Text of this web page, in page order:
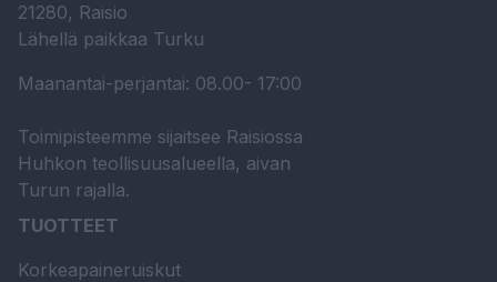
21280, Raisio
Lähellä paikkaa Turku
Maanantai-perjantai: 08.00- 17:00
Toimipisteemme sijaitsee Raisiossa
Huhkon teollisuusalueella, aivan
Turun rajalla.
TUOTTEET
Korkeapaineruiskut